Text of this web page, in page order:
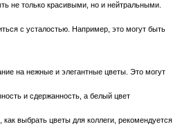
не только красивыми, но и нейтральными.
с усталостью. Например, это могут быть
на нежные и элегантные цветы. Это могут
и сдержанность, а белый цвет
выбрать цветы для коллеги, рекомендуется